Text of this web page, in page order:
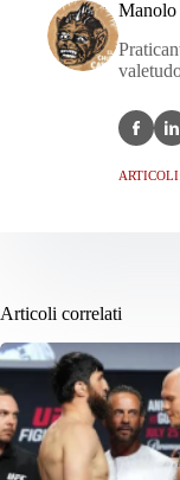
Manolo
Articoli correlati